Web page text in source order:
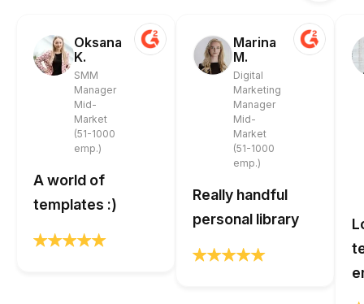
Oksana
K.
SMM
Manager
Mid-
Market
(51-1000
emp.)
A world of
templates :)
Marina
M.
Digital
Marketing
Manager
Mid-
Market
(51-1000
emp.)
Really handful
personal library